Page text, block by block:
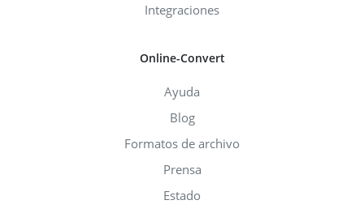
Integraciones
Online-Convert
Ayuda
Blog
Formatos de archivo
Prensa
Estado